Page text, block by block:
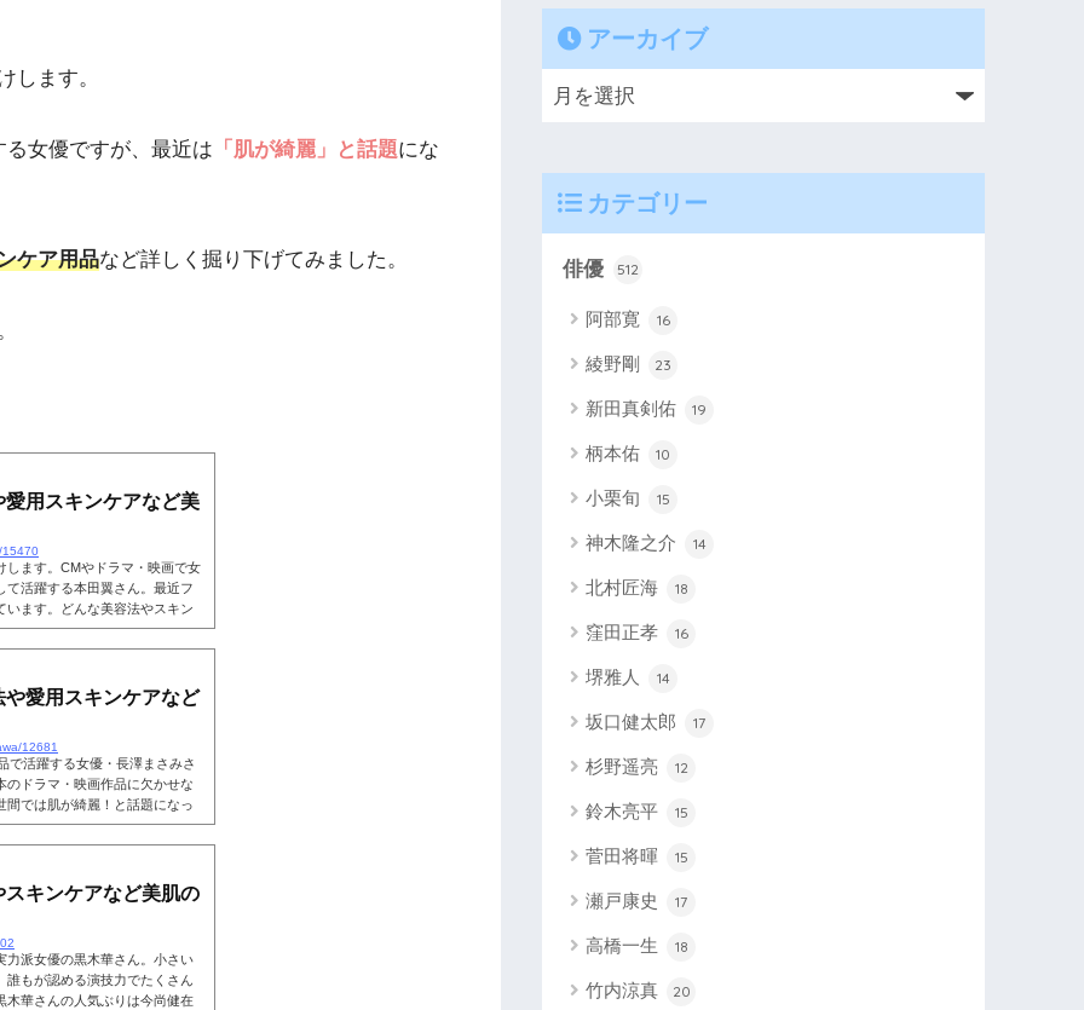
します。
女優ですが、最近は 「肌が綺麗」と話題にな
ケア用品など詳しく掘り下げてみました。
用スキンケアなど美
15470
します。CMやドラマ・映画で女
て活躍する本田翼さん。最近フ
います。どんな美容法やスキン
なれるのでしょうか？本田翼さ
れています。本田翼は肌きれ
に注目が集まっています。本田
愛用スキンケアなど
12681
で活躍する女優・長澤まさみさ
のドラマ・映画作品に欠かせな
間では肌が綺麗！と話題になっ
うな、綺麗な肌になれるのでし
秘訣に迫ってみたいと思いま
ー当時は可愛くて清純そうな印
キンケアなど美肌の
力派女優の黒木華さん。小さい
誰もが認める演技力でたくさん
木華さんの人気ぶりは今尚健在
アーカイブ
カテゴリー
俳優 512
阿部寛 16
綾野剛 23
新田真剣佑 19
柄本佑 10
小栗旬 15
神木隆之介 14
北村匠海 18
窪田正孝 16
堺雅人 14
坂口健太郎 17
杉野遥亮 12
鈴木亮平 15
菅田将暉 15
瀬戸康史 17
高橋一生 18
竹内涼真 20